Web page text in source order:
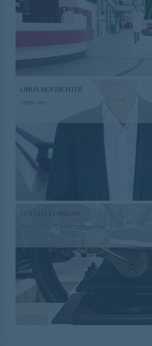
LINUS HOFRICHTER
Interview
TEXTILTECHNIKUM
Zeitreise für Demenzerkrankte